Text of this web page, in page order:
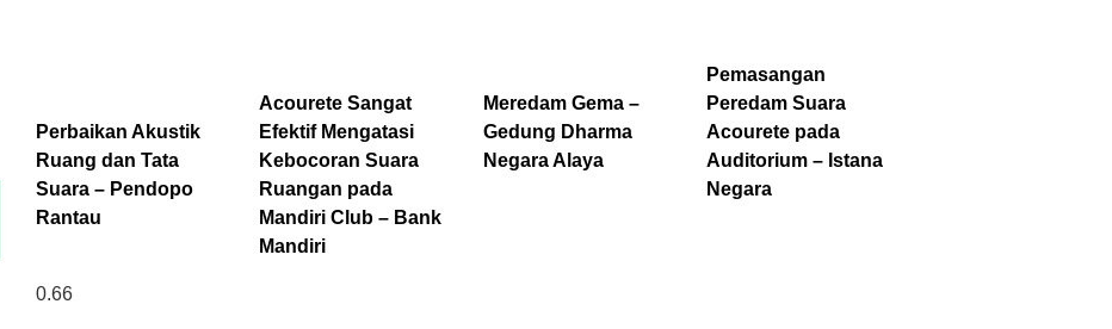
Perbaikan Akustik
Ruang dan Tata
Suara – Pendopo
Rantau
Acourete Sangat
Efektif Mengatasi
Kebocoran Suara
Ruangan pada
Mandiri Club – Bank
Mandiri
Meredam Gema –
Gedung Dharma
Negara Alaya
Pemasangan
Peredam Suara
Acourete pada
Auditorium – Istana
Negara